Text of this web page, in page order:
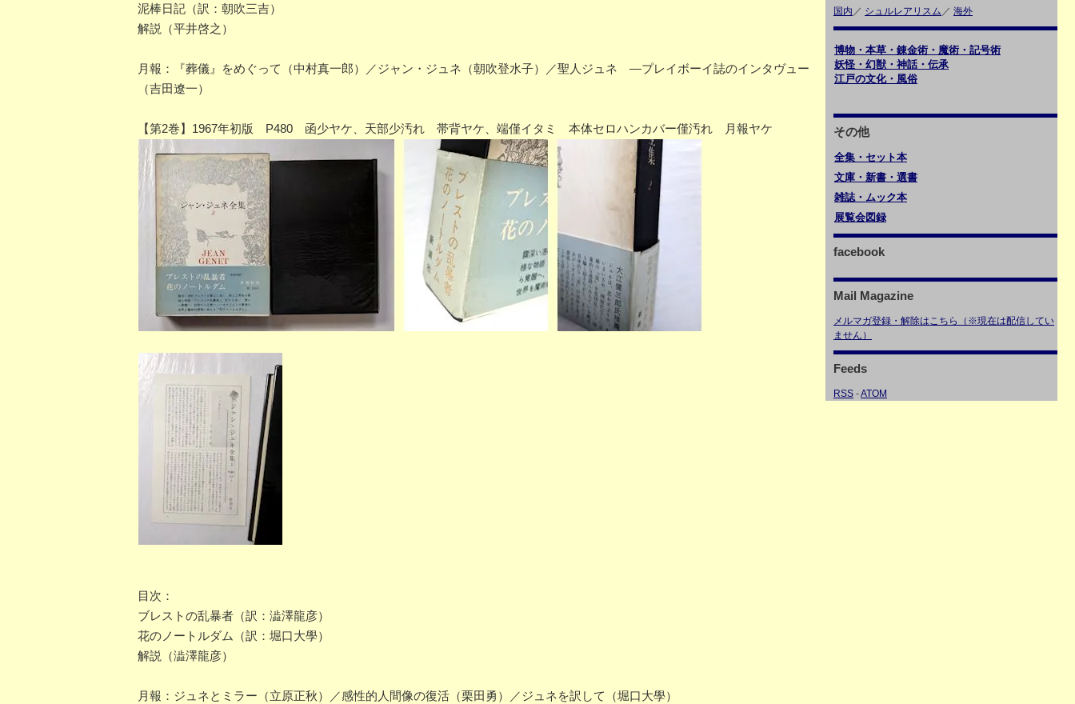
泥棒日記（訳：朝吹三吉）
解説（平井啓之）
月報：『葬儀』をめぐって（中村真一郎）／ジャン・ジュネ（朝吹登水子）／聖人ジュネ ―プレイボーイ誌のインタヴュー
（吉田遼一）
【第2巻】1967年初版 P480 函少ヤケ、天部少汚れ 帯背ヤケ、端僅イタミ 本体セロハンカバー僅汚れ 月報ヤケ
目次：
ブレストの乱暴者（訳：澁澤龍彦）
花のノートルダム（訳：堀口大學）
解説（澁澤龍彦）
月報：ジュネとミラー（立原正秋）／感性的人間像の復活（栗田勇）／ジュネを訳して（堀口大學）
国内 ／ シュルレアリスム ／ 海外
博物・本草・錬金術・魔術・記号術
妖怪・幻獣・神話・伝承
江戸の文化・風俗
その他
全集・セット本
文庫・新書・選書
雑誌・ムック本
展覧会図録
facebook
Mail Magazine
メルマガ登録・解除はこちら（※現在は配信してい
ません）
Feeds
RSS -ATOM